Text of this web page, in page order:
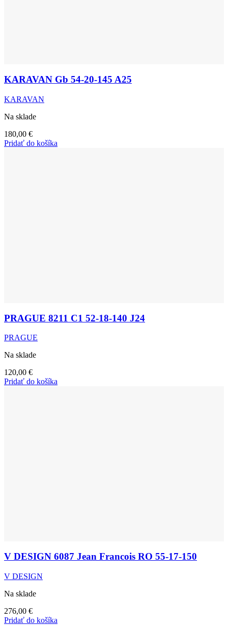
KARAVAN Gb 54-20-145 A25
KARAVAN
Na sklade
180,00 €
Pridať do košíka
PRAGUE 8211 C1 52-18-140 J24
PRAGUE
Na sklade
120,00 €
Pridať do košíka
V DESIGN 6087 Jean Francois RO 55-17-150
V DESIGN
Na sklade
276,00 €
Pridať do košíka